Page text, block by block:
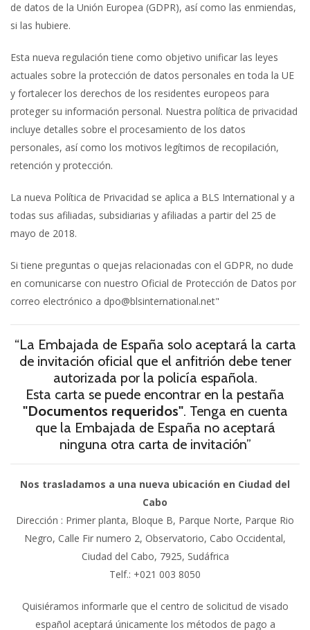
de datos de la Unión Europea (GDPR), así como las enmiendas,
si las hubiere.
Esta nueva regulación tiene como objetivo unificar las leyes
actuales sobre la protección de datos personales en toda la UE
y fortalecer los derechos de los residentes europeos para
proteger su información personal. Nuestra política de privacidad
incluye detalles sobre el procesamiento de los datos
personales, así como los motivos legítimos de recopilación,
retención y protección.
La nueva Política de Privacidad se aplica a BLS International y a
todas sus afiliadas, subsidiarias y afiliadas a partir del 25 de
mayo de 2018.
Si tiene preguntas o quejas relacionadas con el GDPR, no dude
en comunicarse con nuestro Oficial de Protección de Datos por
correo electrónico a dpo@blsinternational.net"
“La Embajada de España solo aceptará la carta
de invitación oficial que el anfitrión debe tener
autorizada por la policía española.
Esta carta se puede encontrar en la pestaña
"Documentos requeridos". Tenga en cuenta
que la Embajada de España no aceptará
ninguna otra carta de invitación”
Nos trasladamos a una nueva ubicación en Ciudad del
Cabo
Dirección : Primer planta, Bloque B, Parque Norte, Parque Rio
Negro, Calle Fir numero 2, Observatorio, Cabo Occidental,
Ciudad del Cabo, 7925, Sudáfrica
Telf.: +021 003 8050
Quisiéramos informarle que el centro de solicitud de visado
español aceptará únicamente los métodos de pago a